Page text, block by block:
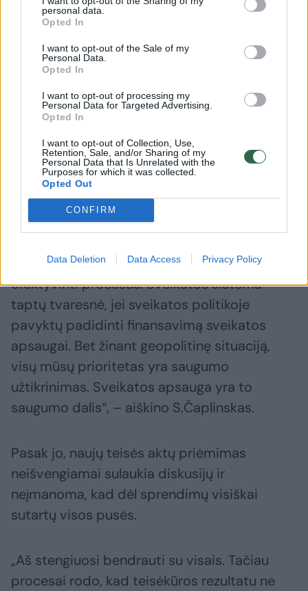
personal data.
Opted In
I want to opt-out of the Sale of my
Personal Data.
Opted In
I want to opt-out of processing my
Personal Data for Targeted Advertising.
Opted In
I want to opt-out of Collection, Use,
Retention, Sale, and/or Sharing of my
Personal Data that Is Unrelated with the
Purposes for which it was collected.
Opted Out
CONFIRM
Data Deletion Data Access Privacy Policy
Daugiau nuotraukų (4)
Saulius Čaplinskas
T.Bauro nuotr.
Bendrai žiūrint, sveikatos priežiūros
sistemoje vyksta daug pažangių procesų,
niekas nestovi vietoje. Dedamos nuolatinės
pastangos planuojant resursus, vis daugiau
sveikatos priežiūros įstaigų taiko modernius
procesų valdymo įrankius.
Visa tai leidžia optimizuoti resursus,
efektyvinti procesus. Sveikatos sistema
taptų tvaresnė, jei sveikatos politikoje
pavyktų padidinti finansavimą sveikatos
apsaugai. Bet žinant geopolitinę situaciją,
visų mūsų prioritetas yra saugumo
užtikrinimas. Sveikatos apsauga yra to
saugumo dalis“, – aiškino S.Čaplinskas.
Pasak jo, naujų teisės aktų priėmimas
neišvengiamai sulaukia diskusijų ir
neįmanoma, kad dėl sprendimų visiškai
sutartų visos pusės.
„Aš stengiuosi bendrauti su visais. Tačiau
procesai rodo, kad teisėkūros rezultatu ne